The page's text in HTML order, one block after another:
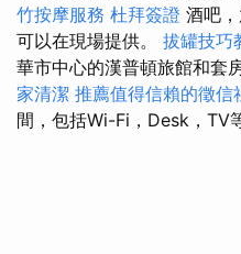
竹按摩服務 杜拜簽證 酒吧
可以在現場提供。 拔罐技巧
華市中心的漢普頓旅館和套
家清潔 推薦值得信賴的徵信
間，包括Wi-Fi，Desk，TV等